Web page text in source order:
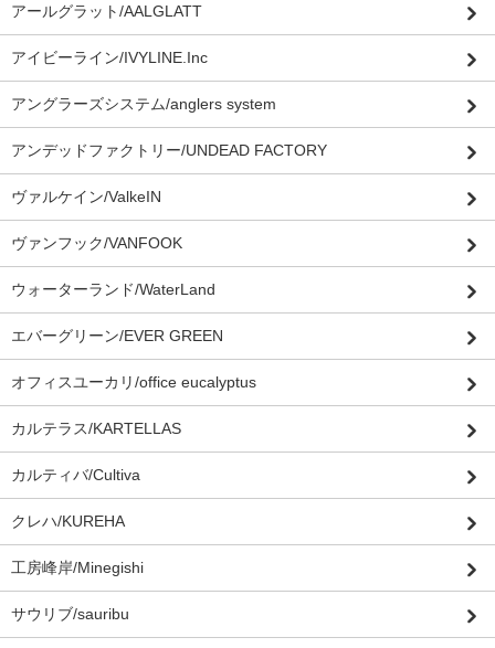
アールグラット/AALGLATT
アイビーライン/IVYLINE.Inc
アングラーズシステム/anglers system
アンデッドファクトリー/UNDEAD FACTORY
ヴァルケイン/ValkeIN
ヴァンフック/VANFOOK
ウォーターランド/WaterLand
エバーグリーン/EVER GREEN
オフィスユーカリ/office eucalyptus
カルテラス/KARTELLAS
カルティバ/Cultiva
クレハ/KUREHA
工房峰岸/Minegishi
サウリブ/sauribu